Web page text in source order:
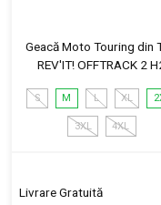
Geacă Moto Touring din
REV'IT! OFFTRACK 2
S M L XL
3XL 4XL
Livrare Gratuită